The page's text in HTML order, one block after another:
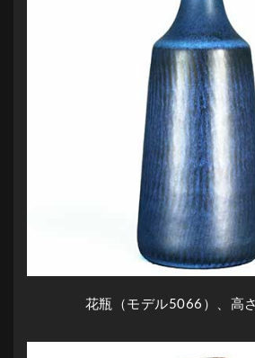
花瓶（モデル5066）、高